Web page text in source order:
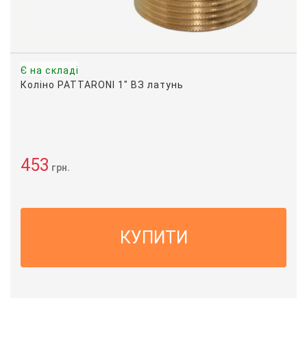
Є на складі
Коліно PATTARONI 1" ВЗ латунь
453 грн.
КУПИТИ